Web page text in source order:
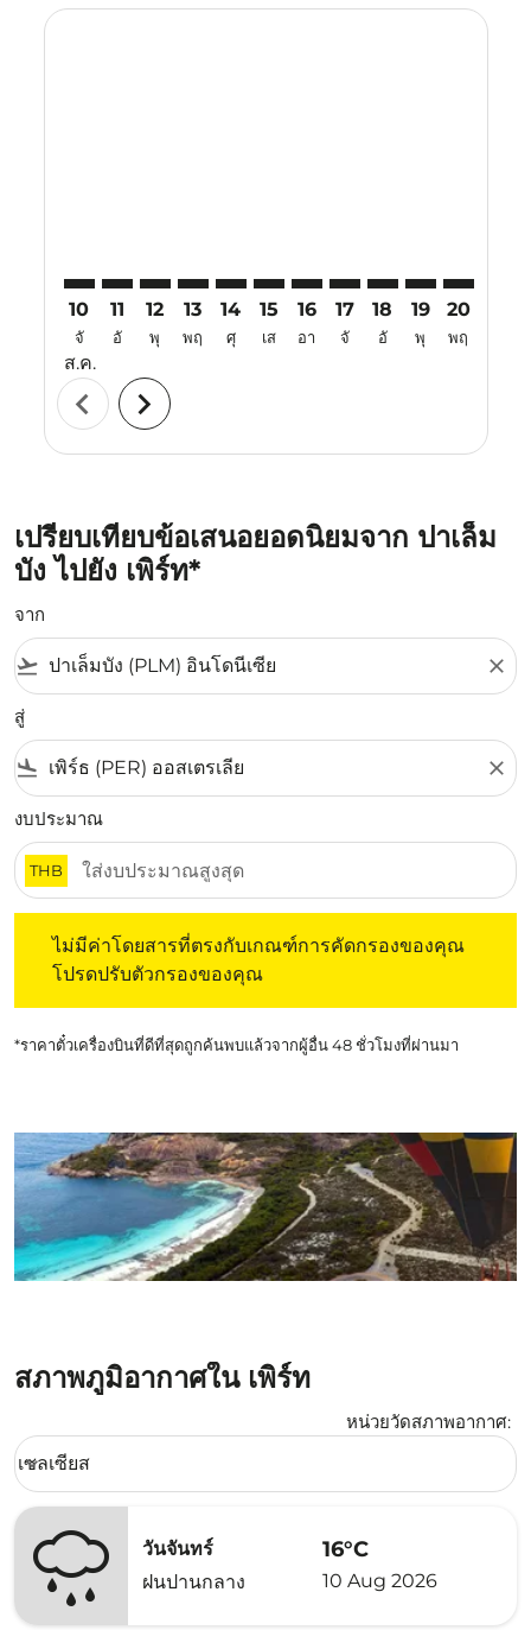
10
จั
ส.ค.
11
อั
12
พุ
13
พฤ
14
ศุ
15
เส
16
อา
17
จั
18
อั
19
พุ
20
พฤ
chevron_left chevron_right
เปรียบเทียบข้อเสนอยอดนิยมจาก ปาเล็ม
บัง ไปยัง เพิร์ท*
จาก
flight_takeoff close
สู่
flight_land close
งบประมาณ
THB
ไม่มีค่าโดยสารที่ตรงกับเกณฑ์การคัดกรองของคุณ
โปรดปรับตัวกรองของคุณ
*ราคาตั๋วเครื่องบินที่ดีที่สุดถูกค้นพบแล้วจากผู้อื่น 48 ชั่วโมงที่ผ่านมา
สภาพภูมิอากาศใน เพิร์ท
หน่วยวัดสภาพอากาศ:
Weather unit option เซลเซียส Selected
เซลเซียส
keyboard_arrow_down
วันจันทร์
ฝนปานกลาง
16°C
10 Aug 2026